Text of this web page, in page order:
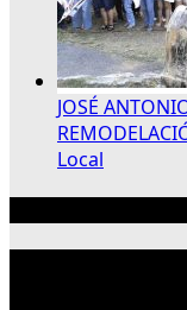
JOSÉ
Local